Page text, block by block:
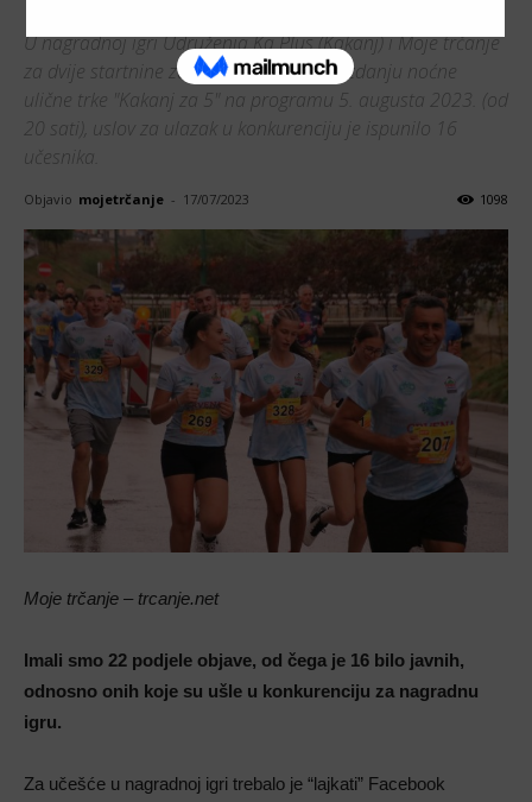
U nagradnoj igri Udruženja Ka Plus (Kakanj) i Moje trčanje
za dvije startnine za učešće na šestom izdanju noćne
ulične trke "Kakanj za 5" na programu 5. augusta 2023. (od
20 sati), uslov za ulazak u konkurenciju je ispunilo 16
učesnika.
Objavio mojetrčanje - 17/07/2023 1098
Moje trčanje – trcanje.net
Imali smo 22 podjele objave, od čega je 16 bilo javnih,
odnosno onih koje su ušle u konkurenciju za nagradnu
igru.
Za učešće u nagradnoj igri trebalo je “lajkati” Facebook